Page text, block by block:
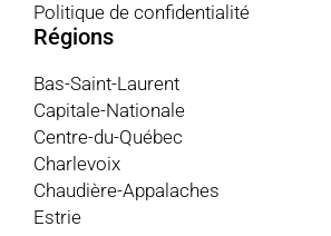
Politique de confidentialité
Régions
Bas-Saint-Laurent
Capitale-Nationale
Centre-du-Québec
Charlevoix
Chaudière-Appalaches
Estrie